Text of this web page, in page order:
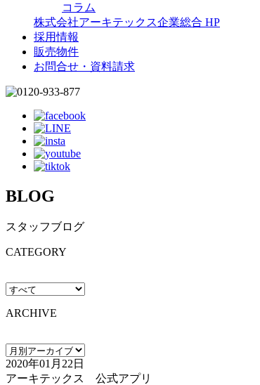
コラム
株式会社アーキテックス企業総合 HP
採用情報
販売物件
お問合せ・資料請求
BLOG
スタッフブログ
CATEGORY
ARCHIVE
2020年01月22日
アーキテックス 公式アプリ